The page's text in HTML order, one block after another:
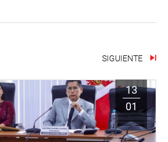
SIGUIENTE
13
01